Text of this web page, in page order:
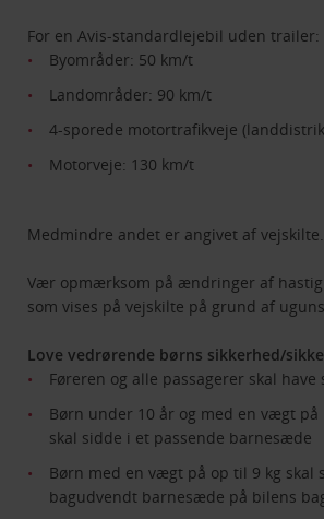
For en Avis-standardlejebil uden trailer:
Byområder: 50 km/t
Landområder: 90 km/t
4-sporede motortrafikveje
Motorveje: 130 km/t
Medmindre andet er angivet af vejskilte.
Vær opmærksom på ændringer af
som vises på vejskilte på grund af
Love vedrørende børns sikkerhed/
Føreren og alle passagerer skal have
Børn under 10 år og med en vægt på
skal sidde i et passende barnesæde
Børn med en vægt på op til 9 kg skal
bagudvendt barnesæde på bilens